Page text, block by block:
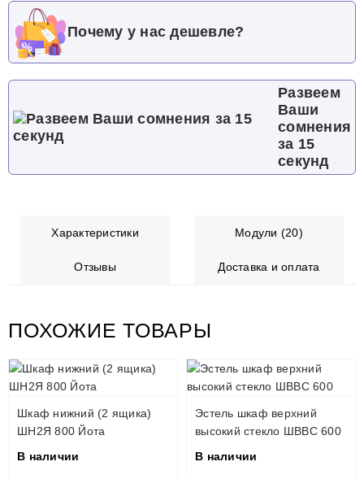
Почему у нас дешевле?
Развеем
Ваши
сомнения
за 15
секунд
Характеристики Модули (20)
Отзывы Доставка и оплата
ПОХОЖИЕ ТОВАРЫ
Шкаф нижний (2 ящика)
ШН2Я 800 Йота
В наличии
Эстель шкаф верхний
высокий стекло ШВВС 600
В наличии